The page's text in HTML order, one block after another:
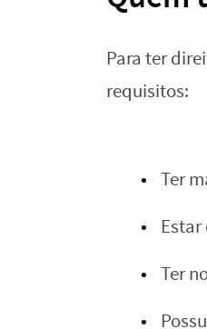
Para ter
requisitos:
Ter
Ter